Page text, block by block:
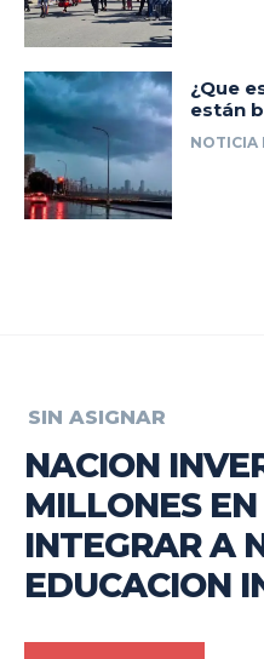
¿Que
están
NOTICIA